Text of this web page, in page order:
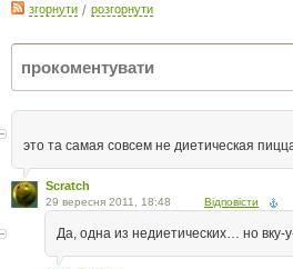
згорнути / розгорнути
это та самая совсем не диетическая
Scratch
29 вересня 2011, 18:48 Відповісти
Да, одна из недиетических… но вку-